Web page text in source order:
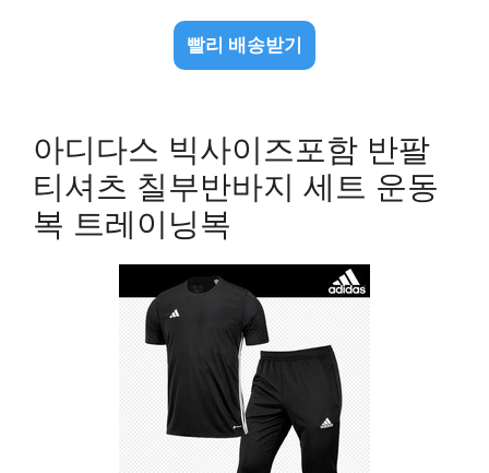
빨리 배송받기
아디다스 빅사이즈포함 반팔
티셔츠 칠부반바지 세트 운동
복 트레이닝복